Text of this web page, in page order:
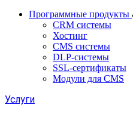
Программные продукты
CRM системы
Хостинг
CMS системы
DLP‑системы
SSL-сертификаты
Модули для CMS
Услуги